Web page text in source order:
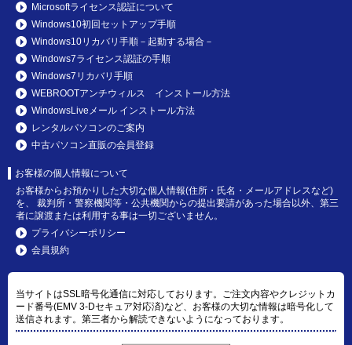
Microsoftライセンス認証について
Windows10初回セットアップ手順
Windows10リカバリ手順－起動する場合－
Windows7ライセンス認証の手順
Windows7リカバリ手順
WEBROOTアンチウィルス インストール方法
WindowsLiveメール インストール方法
レンタルパソコンのご案内
中古パソコン直販の会員登録
お客様の個人情報について
お客様からお預かりした大切な個人情報(住所・氏名・メールアドレスなど)
を、 裁判所・警察機関等・公共機関からの提出要請があった場合以外、第三
者に譲渡または利用する事は一切ございません。
プライバシーポリシー
会員規約
当サイトはSSL暗号化通信に対応しております。ご注文内容やクレジットカ
ード番号(EMV 3-Dセキュア対応済)など、お客様の大切な情報は暗号化して
送信されます。第三者から解読できないようになっております。